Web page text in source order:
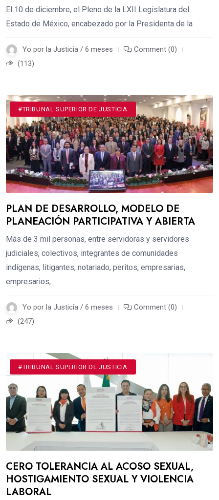
El 10 de diciembre, el Pleno de la LXII Legislatura del
Estado de México, encabezado por la Presidenta de la
Yo por la Justicia / 6 meses
Comment (0)
(113)
#DESTACADOS
#TRIBUNAL SUPERIOR DE JUSTICIA
PLAN DE DESARROLLO, MODELO DE
PLANEACIÓN PARTICIPATIVA Y ABIERTA
Más de 3 mil personas, entre servidoras y servidores
judiciales, colectivos, integrantes de comunidades
indígenas, litigantes, notariado, peritos, empresarias,
empresarios,
Yo por la Justicia / 6 meses
Comment (0)
(247)
#TRIBUNAL SUPERIOR DE JUSTICIA
CERO TOLERANCIA AL ACOSO SEXUAL,
HOSTIGAMIENTO SEXUAL Y VIOLENCIA
LABORAL